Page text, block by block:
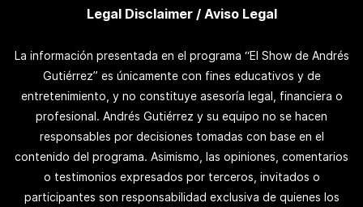
Legal Disclaimer / Aviso Legal
La información presentada en el programa “El Show de Andrés
Gutiérrez” es únicamente con fines educativos y de
entretenimiento, y no constituye asesoría legal, financiera o
profesional. Andrés Gutiérrez y su equipo no se hacen
responsables por decisiones tomadas con base en el
contenido del programa. Asimismo, las opiniones, comentarios
o testimonios expresados por terceros, invitados o
participantes son responsabilidad exclusiva de quienes los